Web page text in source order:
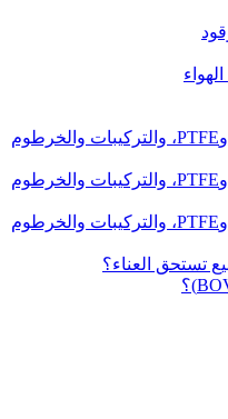
كيفية تجميع قفل الدفع، وPTFE، والتركيبات والخرطوم
كيفية تجميع قفل الدفع، وPTFE، والتركيبات والخرطوم
كيفية تجميع قفل الدفع، وPTFE، والتركيبات والخرطوم
تستحق العناء؟